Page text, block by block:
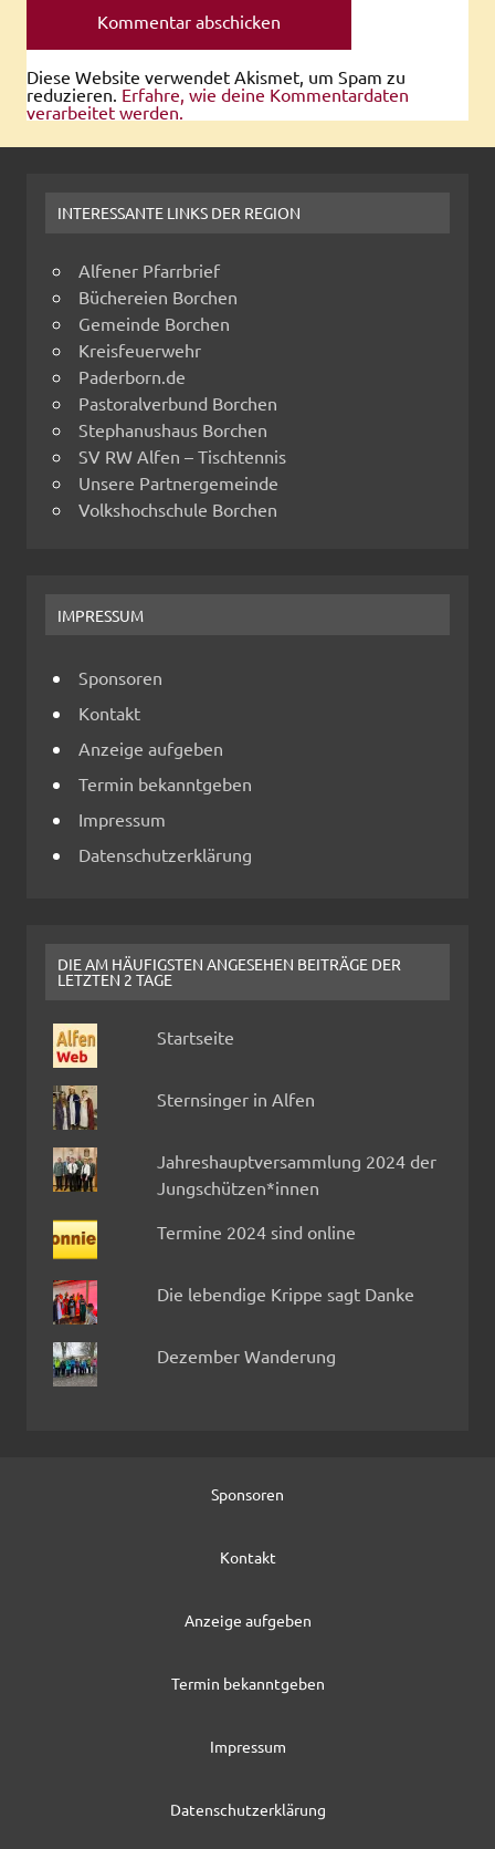
Diese Website verwendet Akismet, um Spam zu
reduzieren. Erfahre, wie deine Kommentardaten
verarbeitet werden.
INTERESSANTE LINKS DER REGION
Alfener Pfarrbrief
Büchereien Borchen
Gemeinde Borchen
Kreisfeuerwehr
Paderborn.de
Pastoralverbund Borchen
Stephanushaus Borchen
SV RW Alfen – Tischtennis
Unsere Partnergemeinde
Volkshochschule Borchen
IMPRESSUM
Sponsoren
Kontakt
Anzeige aufgeben
Termin bekanntgeben
Impressum
Datenschutzerklärung
DIE AM HÄUFIGSTEN ANGESEHEN BEITRÄGE DER
LETZTEN 2 TAGE
Startseite
Sternsinger in Alfen
Jahreshauptversammlung 2024 der
Jungschützen*innen
Termine 2024 sind online
Die lebendige Krippe sagt Danke
Dezember Wanderung
Sponsoren
Kontakt
Anzeige aufgeben
Termin bekanntgeben
Impressum
Datenschutzerklärung